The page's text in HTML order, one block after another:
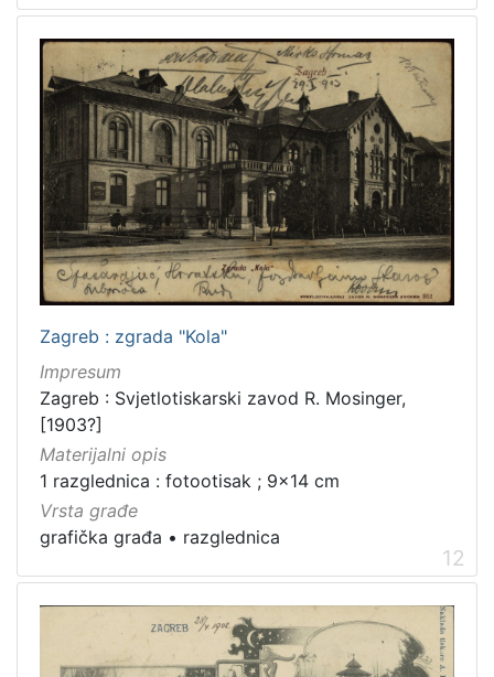
Zagreb : zgrada "Kola"
Impresum
Zagreb : Svjetlotiskarski zavod R. Mosinger,
[1903?]
Materijalni opis
1 razglednica : fotootisak ; 9x14 cm
Vrsta građe
grafička građa • razglednica
12